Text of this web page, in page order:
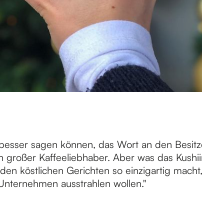
sagen können, das Wort an den
großer Kaffeeliebhaber. Aber was das
köstlichen Gerichten so einzigartig
ausstrahlen wollen."